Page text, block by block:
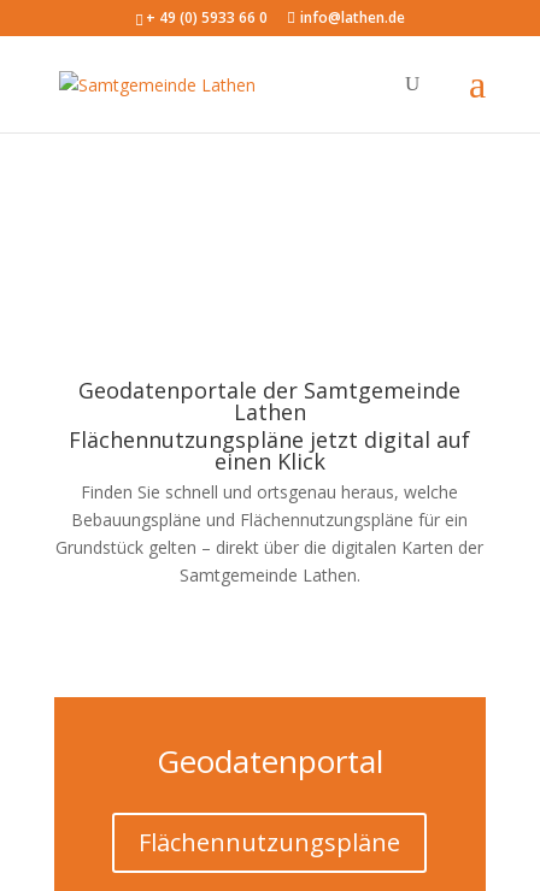
+ 49 (0) 5933 66 0 info@lathen.de
Geodatenportale der Samtgemeinde
Lathen
Flächennutzungspläne jetzt digital auf
einen Klick
Finden Sie schnell und ortsgenau heraus, welche
Bebauungspläne und Flächennutzungspläne für ein
Grundstück gelten – direkt über die digitalen Karten der
Samtgemeinde Lathen.
Geodatenportal
Flächennutzungspläne